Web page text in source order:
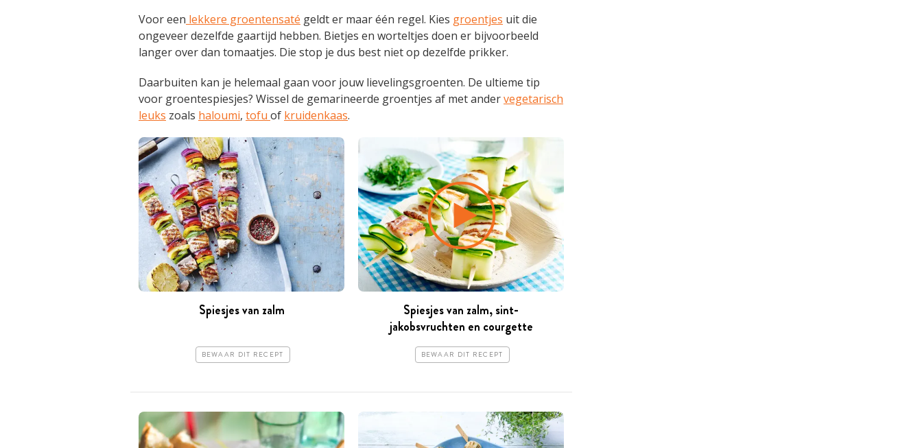
Voor een lekkere groentensaté geldt er maar één regel. Kies groentjes uit die
ongeveer dezelfde gaartijd hebben. Bietjes en worteltjes doen er bijvoorbeeld
langer over dan tomaatjes. Die stop je dus best niet op dezelfde prikker.
Daarbuiten kan je helemaal gaan voor jouw lievelingsgroenten. De ultieme tip
voor groentespiesjes? Wissel de gemarineerde groentjes af met andervegetarisch
leuks zoals haloumi, tofu of kruidenkaas.
Spiesjes van zalm
BEWAAR DIT RECEPT
Spiesjes van zalm, sint-
jakobsvruchten en courgette
BEWAAR DIT RECEPT